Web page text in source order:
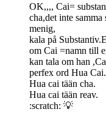
OK,,,, Cai=
cha,det inte
menig,
kala på
om Cai =namn till
kan tala om han
perfex ord Hua Cai.
Hua cai tään cha.
Hua cai tään reav.
:scratch: 💡